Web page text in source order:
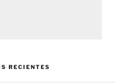
RECIENTES